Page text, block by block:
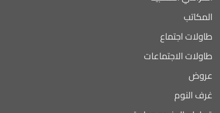
المكاتب
طاولات اجتماع
طاولات الاجتماعات
عروض
غرف النوم